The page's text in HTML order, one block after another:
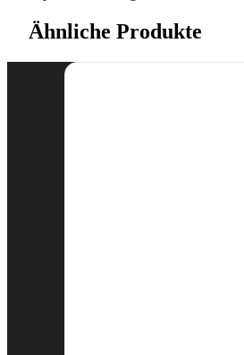
Ähnliche Produkte